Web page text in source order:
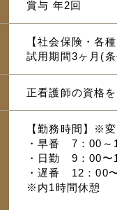
賞与 年2回
【社会保険・各
試用期間3ヶ月(
正看護師の資格
【勤務時間】※
・早番 7：00～
・日勤 9：00〜
・遅番 12：00
※内1時間休憩